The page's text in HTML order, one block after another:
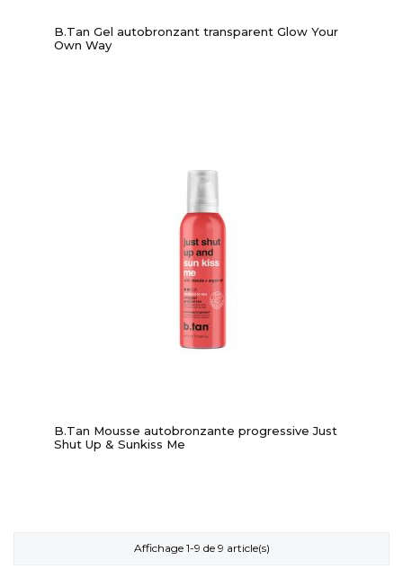
B.Tan Gel autobronzant transparent Glow Your
Own Way
B.Tan Mousse autobronzante progressive Just
Shut Up & Sunkiss Me
Affichage 1-9 de 9 article(s)